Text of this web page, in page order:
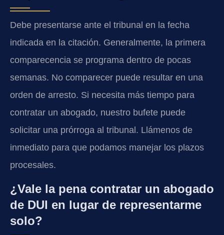
Debe presentarse ante el tribunal en la fecha
indicada en la citación. Generalmente, la primera
comparecencia se programa dentro de pocas
semanas. No comparecer puede resultar en una
orden de arresto. Si necesita más tiempo para
contratar un abogado, nuestro bufete puede
solicitar una prórroga al tribunal. Llámenos de
inmediato para que podamos manejar los plazos
procesales.
¿Vale la pena contratar un abogado
de DUI en lugar de representarme
solo?